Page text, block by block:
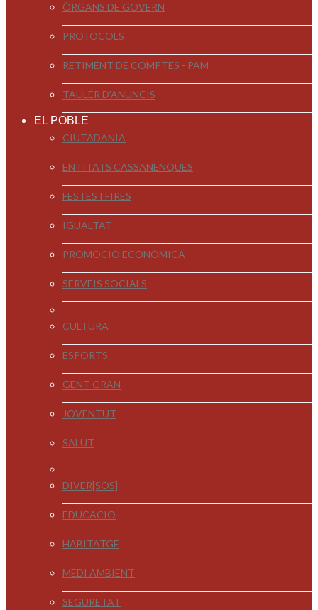
ÒRGANS DE GOVERN
PROTOCOLS
RETIMENT DE COMPTES - PAM
TAULER D'ANUNCIS
EL POBLE
CIUTADANIA
ENTITATS CASSANENQUES
FESTES I FIRES
IGUALTAT
PROMOCIÓ ECONÒMICA
SERVEIS SOCIALS
CULTURA
ESPORTS
GENT GRAN
JOVENTUT
SALUT
DIVER[SOS]
EDUCACIÓ
HABITATGE
MEDI AMBIENT
SEGURETAT